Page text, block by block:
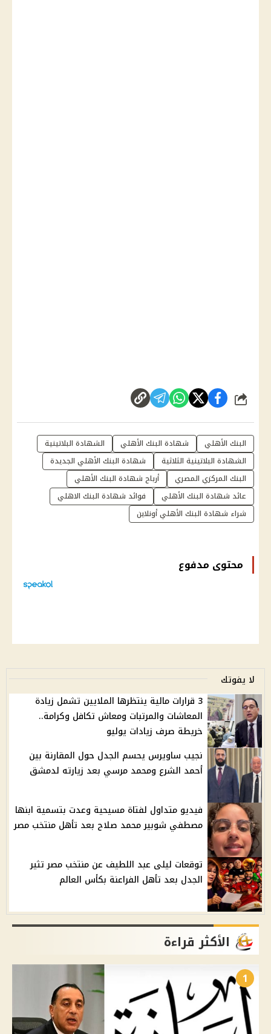
شارك
البنك الأهلي شهادة البنك الأهلي
الشهادة البلاتينية
الشهادة البلاتينية الثلاثية
شهادة البنك الأهلي الجديدة
البنك المركزي المصري
أرباح شهادة البنك الأهلي
عائد شهادة البنك الأهلي
فوائد شهادة البنك الاهلي
شراء شهادة البنك الأهلي أونلاين
محتوى مدفوع
لا يفوتك
3 قرارات مالية ينتظرها الملايين تشمل زيادة
المعاشات والمرتبات ومعاش تكافل وكرامة..
خريطة صرف زيادات يوليو
نجيب ساويرس يحسم الجدل حول المقارنة بين
أحمد الشرع ومحمد مرسي بعد زيارته لدمشق
فيديو متداول لفتاة مسيحية وعدت بتسمية ابنها
مصطفي شوبير محمد صلاح بعد تأهل منتخب مصر
توقعات ليلى عبد اللطيف عن منتخب مصر تثير
الجدل بعد تأهل الفراعنة بكأس العالم
الأكثر قراءة
1